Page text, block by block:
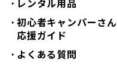
レンタル用品
初心者キャンパーさん
応援ガイド
よくある質問